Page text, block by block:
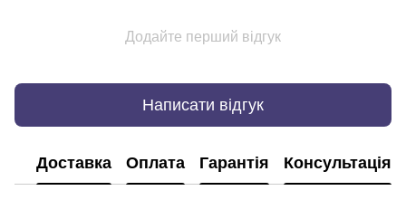
Додайте перший відгук
Написати відгук
Доставка Оплата Гарантія Консультація